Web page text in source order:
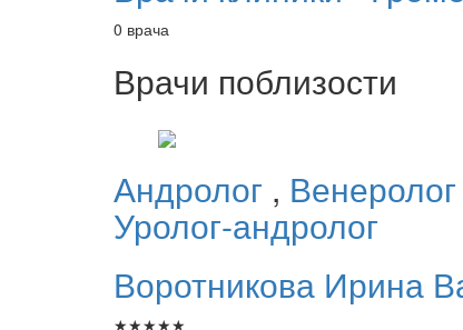
0 врача
Врачи поблизости
Андролог , Венеролог
Уролог-андролог
Воротникова Ирина
★★★★★